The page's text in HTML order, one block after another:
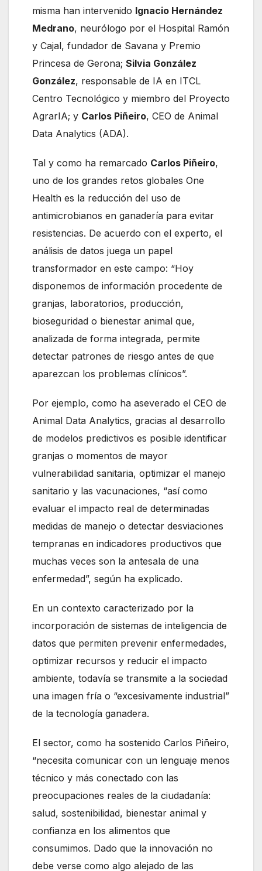
misma han intervenido Ignacio Hernández
Medrano, neurólogo por el Hospital Ramón
y Cajal, fundador de Savana y Premio
Princesa de Gerona; Silvia González
González, responsable de IA en ITCL
Centro Tecnológico y miembro del Proyecto
AgrarIA; y Carlos Piñeiro, CEO de Animal
Data Analytics (ADA).
Tal y como ha remarcado Carlos Piñeiro,
uno de los grandes retos globales One
Health es la reducción del uso de
antimicrobianos en ganadería para evitar
resistencias. De acuerdo con el experto, el
análisis de datos juega un papel
transformador en este campo: “Hoy
disponemos de información procedente de
granjas, laboratorios, producción,
bioseguridad o bienestar animal que,
analizada de forma integrada, permite
detectar patrones de riesgo antes de que
aparezcan los problemas clínicos”.
Por ejemplo, como ha aseverado el CEO de
Animal Data Analytics, gracias al desarrollo
de modelos predictivos es posible identificar
granjas o momentos de mayor
vulnerabilidad sanitaria, optimizar el manejo
sanitario y las vacunaciones, “así como
evaluar el impacto real de determinadas
medidas de manejo o detectar desviaciones
tempranas en indicadores productivos que
muchas veces son la antesala de una
enfermedad”, según ha explicado.
En un contexto caracterizado por la
incorporación de sistemas de inteligencia de
datos que permiten prevenir enfermedades,
optimizar recursos y reducir el impacto
ambiente, todavía se transmite a la sociedad
una imagen fría o “excesivamente industrial”
de la tecnología ganadera.
El sector, como ha sostenido Carlos Piñeiro,
“necesita comunicar con un lenguaje menos
técnico y más conectado con las
preocupaciones reales de la ciudadanía:
salud, sostenibilidad, bienestar animal y
confianza en los alimentos que
consumimos. Dado que la innovación no
debe verse como algo alejado de las